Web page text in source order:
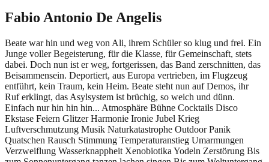
Fabio Antonio De Angelis
Beate war hin und weg von Ali, ihrem Schüler so klug und frei. Ein
Junge voller Begeisterung, für die Klasse, für Gemeinschaft, stets
dabei. Doch nun ist er weg, fortgerissen, das Band zerschnitten, das
Beisammensein. Deportiert, aus Europa vertrieben, im Flugzeug
entführt, kein Traum, kein Heim. Beate steht nun auf Demos, ihr
Ruf erklingt, das Asylsystem ist brüchig, so weich und dünn.
Einfach nur hin hin hin... Atmosphäre Bühne Cocktails Disco
Ekstase Feiern Glitzer Harmonie Ironie Jubel Krieg
Luftverschmutzung Musik Naturkatastrophe Outdoor Panik
Quatschen Rausch Stimmung Temperaturanstieg Umarmungen
Verzweiflung Wasserknappheit Xenobiotika Yodeln Zerstörung Bis